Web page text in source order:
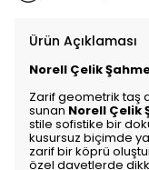
Ürün Açıklaması
Norell Çelik
Zarif geometrik taş
sunan Norell Çelik
stile sofistike bir
kusursuz biçimde
zarif bir köprü
özel davetlerde